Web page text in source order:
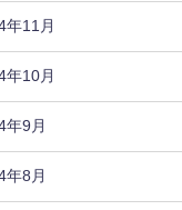
年11月
年10月
年9月
年8月